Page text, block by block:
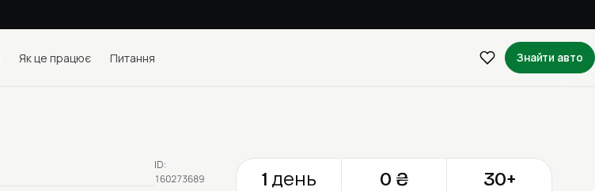
Як це працює Питання Знайти авто
ID:
160273689
1 день 0 ₴ 30+